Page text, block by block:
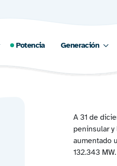
Potencia Generación
A 31 de
peninsular
aumentado
132.343 MW.